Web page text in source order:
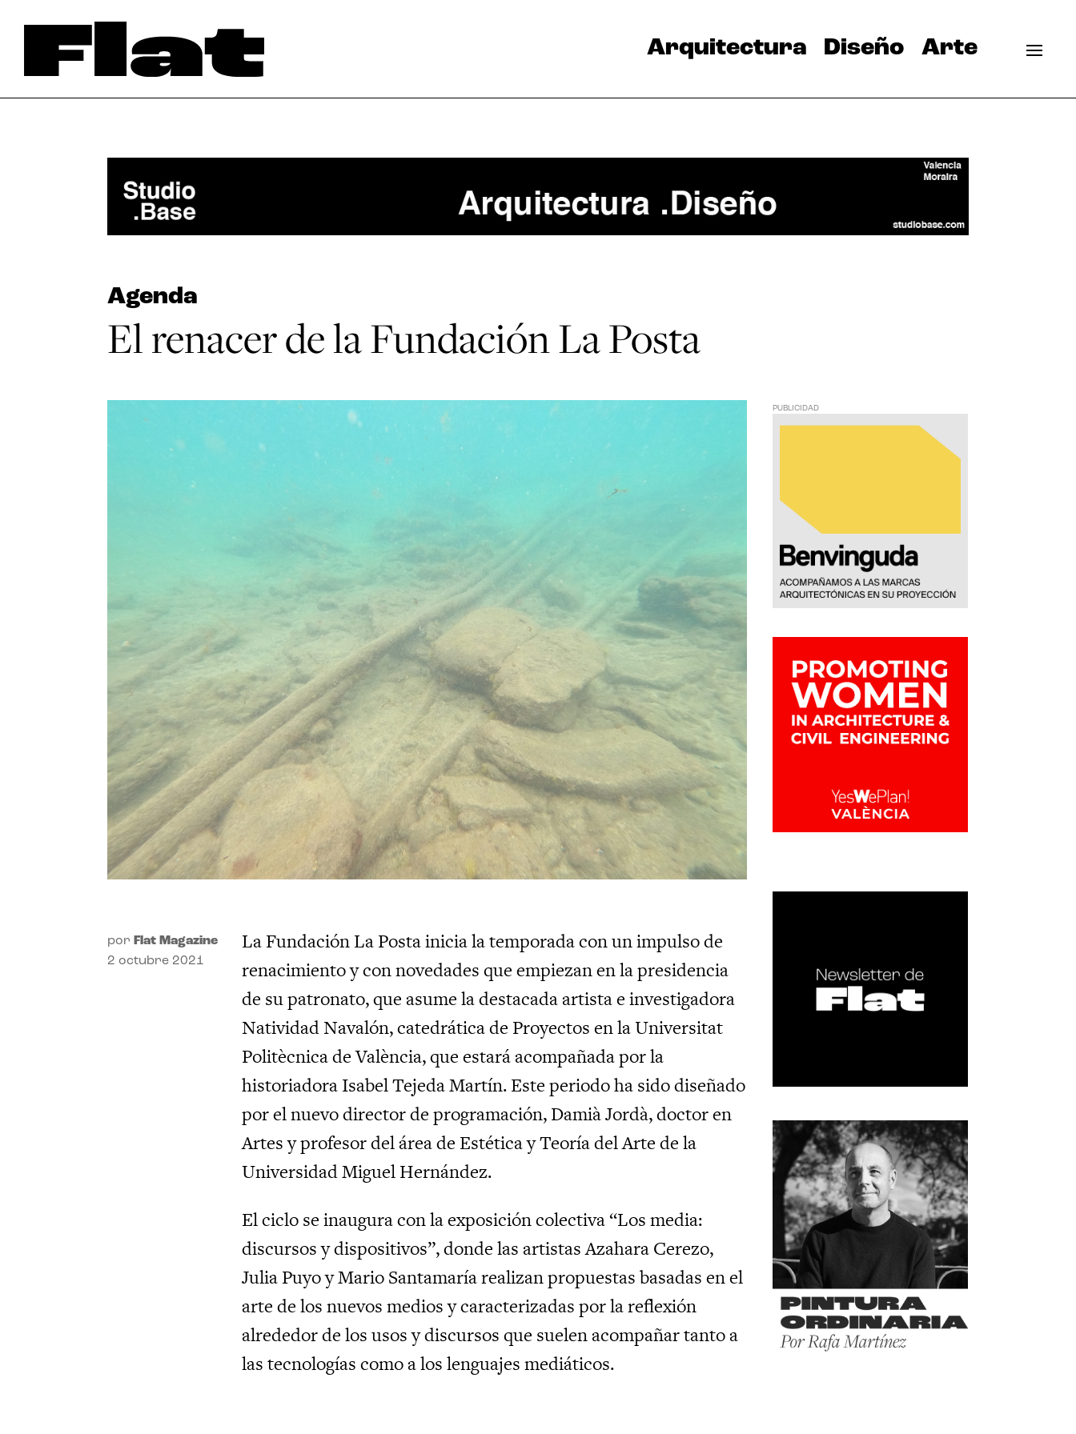
Arquitectura Diseño Arte
Agenda
El renacer de la Fundación La Posta
porFlat Magazine
2 octubre 2021
La Fundación La Posta inicia la temporada con un impulso de
renacimiento y con novedades que empiezan en la presidencia
de su patronato, que asume la destacada artista e investigadora
Natividad Navalón, catedrática de Proyectos en la Universitat
Politècnica de València, que estará acompañada por la
historiadora Isabel Tejeda Martín. Este periodo ha sido diseñado
por el nuevo director de programación, Damià Jordà, doctor en
Artes y profesor del área de Estética y Teoría del Arte de la
Universidad Miguel Hernández.
El ciclo se inaugura con la exposición colectiva “Los media:
discursos y dispositivos”, donde las artistas Azahara Cerezo,
Julia Puyo y Mario Santamaría realizan propuestas basadas en el
arte de los nuevos medios y caracterizadas por la reflexión
alrededor de los usos y discursos que suelen acompañar tanto a
las tecnologías como a los lenguajes mediáticos.
PUBLICIDAD